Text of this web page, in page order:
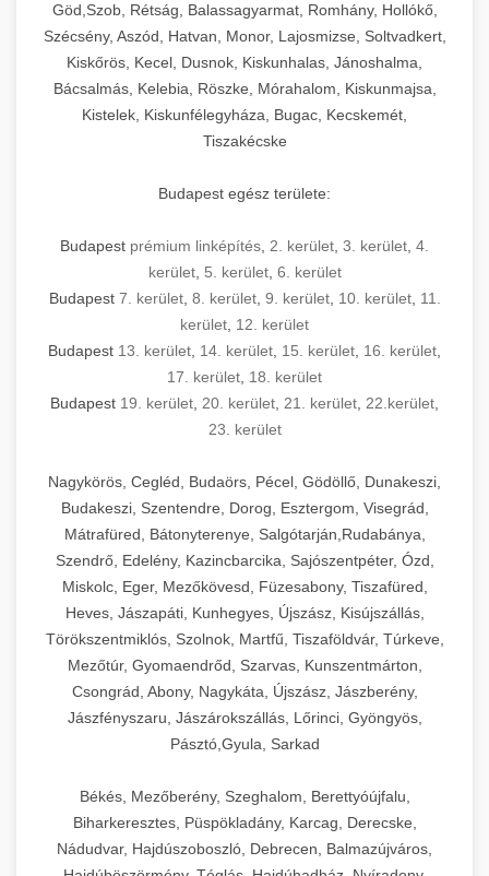
Göd,Szob, Rétság, Balassagyarmat, Romhány, Hollókő,
Szécsény, Aszód, Hatvan, Monor, Lajosmizse, Soltvadkert,
Kiskőrös, Kecel, Dusnok, Kiskunhalas, Jánoshalma,
Bácsalmás, Kelebia, Röszke, Mórahalom, Kiskunmajsa,
Kistelek, Kiskunfélegyháza, Bugac, Kecskemét,
Tiszakécske
Budapest egész területe:
Budapest prémium linképítés 2. kerület 3. kerület 4.
kerület, 5. kerület, 6. kerület
Budapest 7. kerület, 8. kerület, 9. kerület, 10. kerület, 11.
kerület 12. kerület
Budapest 13. kerület 14. kerület 15. kerület 16. kerület
17. kerület 18. kerület
Budapest 19. kerület 20. kerület 21. kerület 22.kerület
23. kerület
Nagykörös, Cegléd, Budaörs, Pécel, Gödöllő, Dunakeszi,
Budakeszi, Szentendre, Dorog, Esztergom, Visegrád,
Mátrafüred, Bátonyterenye, Salgótarján,Rudabánya,
Szendrő, Edelény, Kazincbarcika, Sajószentpéter, Ózd,
Miskolc, Eger, Mezőkövesd, Füzesabony, Tiszafüred,
Heves, Jászapáti, Kunhegyes, Újszász, Kisújszállás,
Törökszentmiklós, Szolnok, Martfű, Tiszaföldvár, Túrkeve,
Mezőtúr, Gyomaendrőd, Szarvas, Kunszentmárton,
Csongrád, Abony, Nagykáta, Újszász, Jászberény,
Jászfényszaru, Jászárokszállás, Lőrinci, Gyöngyös,
Pásztó,Gyula, Sarkad
Békés, Mezőberény, Szeghalom, Berettyóújfalu,
Biharkeresztes, Püspökladány, Karcag, Derecske,
Nádudvar, Hajdúszoboszló, Debrecen, Balmazújváros,